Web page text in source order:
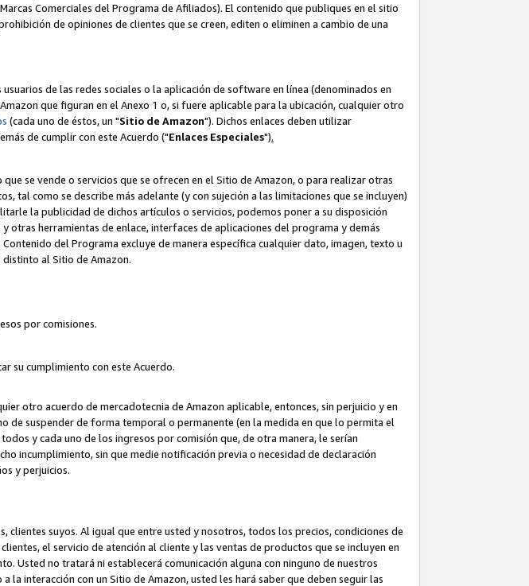
Comerciales del Programa de Afiliados). El contenido que publiques en el sitio
de opiniones de clientes que se creen, editen o eliminen a cambio de una
de las redes sociales o la aplicación de software en línea (denominados en
que figuran en el Anexo 1 o, si fuere aplicable para la ubicación, cualquier otro
(cada uno de éstos, un "Sitio de Amazon"). Dichos enlaces deben utilizar
de cumplir con este Acuerdo ("Enlaces Especiales").
se vende o servicios que se ofrecen en el Sitio de Amazon, o para realizar otras
tal como se describe más adelante (y con sujeción a las limitaciones que se incluyen)
la publicidad de dichos artículos o servicios, podemos poner a su disposición
otras herramientas de enlace, interfaces de aplicaciones del programa y demás
Contenido del Programa excluye de manera específica cualquier dato, imagen, texto u
al Sitio de Amazon.
por comisiones.
su cumplimiento con este Acuerdo.
otro acuerdo de mercadotecnia de Amazon aplicable, entonces, sin perjuicio y en
de suspender de forma temporal o permanente (en la medida en que lo permita el
y cada uno de los ingresos por comisión que, de otra manera, le serían
incumplimiento, sin que medie notificación previa o necesidad de declaración
y perjuicios.
clientes suyos. Al igual que entre usted y nosotros, todos los precios, condiciones de
el servicio de atención al cliente y las ventas de productos que se incluyen en
Usted no tratará ni establecerá comunicación alguna con ninguno de nuestros
la interacción con un Sitio de Amazon, usted les hará saber que deben seguir las